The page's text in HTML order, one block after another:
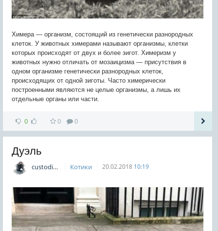
Химера — организм, состоящий из генетически разнородных
клеток. У животных химерами называют организмы, клетки
которых происходят от двух и более зигот. Химеризм у
животных нужно отличать от мозаицизма — присутствия в
одном организме генетически разнородных клеток,
происходящих от одной зиготы. Часто химерически
построенными являются не целые организмы, а лишь их
отдельные органы или части.
0 0 0
Дуэль
custodian Котики 20.02.2018 10:19